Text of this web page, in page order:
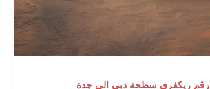
رقم ريكفري سطحة دبي الى جدة